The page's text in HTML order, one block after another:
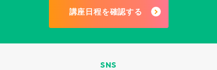
講座日程を確認する
SNS